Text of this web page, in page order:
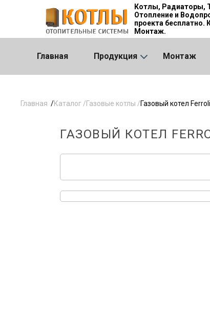
Котлы, Радиаторы,
Отопление и
проекта бесплатно.
Монтаж.
Главная Продукция Монтаж
Главная /Каталог /Газовые котлы /Газовый котел
ГАЗОВЫЙ КОТЕЛ